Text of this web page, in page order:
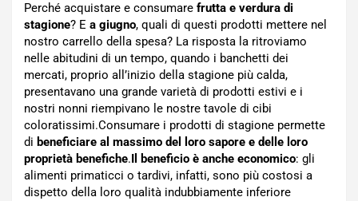
Perché acquistare e consumare frutta e verdura di
stagione? E a giugno, quali di questi prodotti mettere nel
nostro carrello della spesa? La risposta la ritroviamo
nelle abitudini di un tempo, quando i banchetti dei
mercati, proprio all’inizio della stagione più calda,
presentavano una grande varietà di prodotti estivi e i
nostri nonni riempivano le nostre tavole di cibi
coloratissimi.Consumare i prodotti di stagione permette
di beneficiare al massimo del loro sapore e delle loro
proprietà benefiche.Il beneficio è anche economico: gli
alimenti primaticci o tardivi, infatti, sono più costosi a
dispetto della loro qualità indubbiamente inferiore